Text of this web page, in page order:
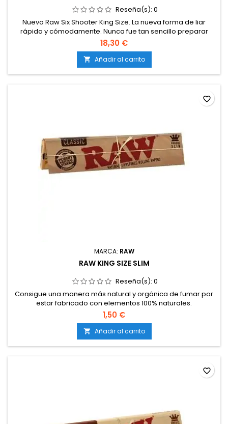
Reseña(s): 0
Nuevo Raw Six Shooter King Size. La nueva forma de liar
rápida y cómodamente. Nunca fue tan sencillo preparar
conos Raw con tus hierbas favoritas.
18,30 €
 Añadir al carrito
MARCA: RAW
RAW KING SIZE SLIM
Reseña(s): 0
Consigue una manera más natural y orgánica de fumar por
estar fabricado con elementos 100% naturales.
1,50 €
 Añadir al carrito
favorite_border
favorite_border